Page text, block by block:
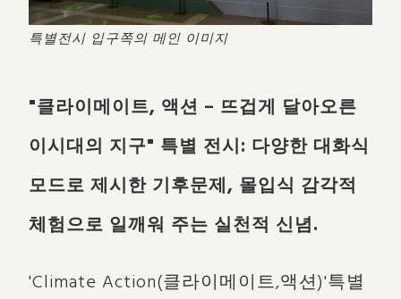
특별전시 입구쪽의 메인 이미지
"클라이메이트, 액션 – 뜨겁게 달아오른
이시대의 지구" 특별 전시: 다양한 대화식
모드로 제시한 기후문제, 몰입식 감각적
체험으로 일깨워 주는 실천적 신념.
'Climate Action(클라이메이트,액션)'특별